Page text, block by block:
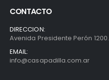
CONTACTO
DIRECCION:
Avenida Presidente Perón 1200.
EMAIL:
info@casapadilla.com.ar